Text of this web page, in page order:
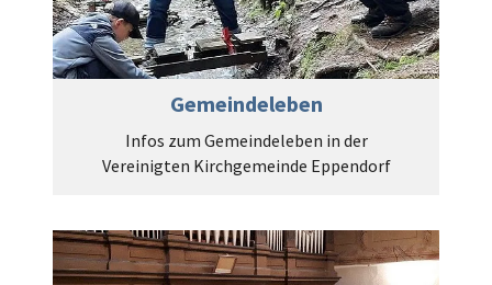
Gemeindeleben
Infos zum Gemeindeleben in der
Vereinigten Kirchgemeinde Eppendorf